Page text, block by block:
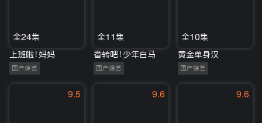
全24集
上班啦！妈妈
国产综艺
全11集
番转吧！少年白马
国产综艺
全10集
黄金单身汉
国产综艺
9.5 9.6 9.6